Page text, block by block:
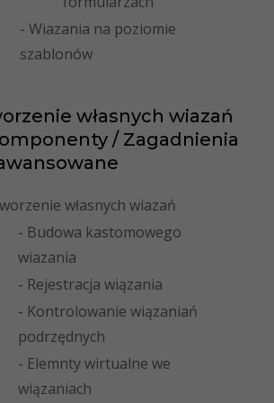
- Wiazania na poziomie
szablonów
własnych wiazań
/ Zagadnienia
własnych wiazań
- Budowa kastomowego
wiazania
- Rejestracja wiązania
- Kontrolowanie wiązaniań
podrzędnych
- Elemnty wirtualne we
wiązaniach